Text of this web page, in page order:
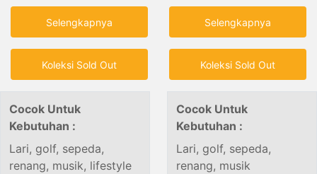
Selengkapnya
Koleksi Sold Out
Selengkapnya
Koleksi Sold Out
Cocok Untuk
Kebutuhan :
Lari, golf, sepeda,
renang, musik, lifestyle
Cocok Untuk
Kebutuhan :
Lari, golf, sepeda,
renang, musik